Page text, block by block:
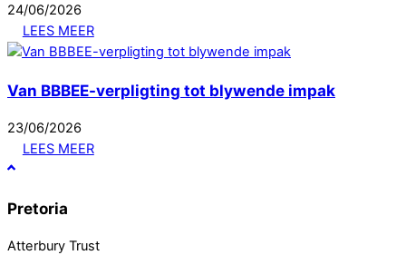
24/06/2026
LEES MEER
Van BBBEE-verpligting tot blywende impak
23/06/2026
LEES MEER
Pretoria
Atterbury Trust